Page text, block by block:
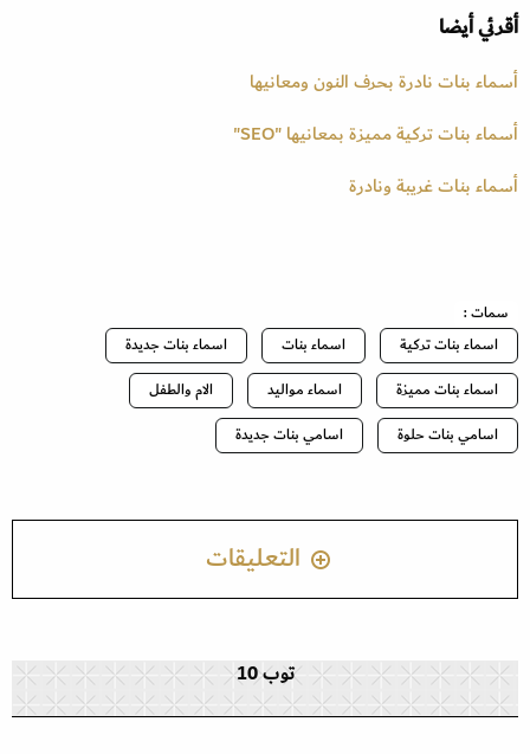
أقرئي أيضا
أسماء بنات نادرة بحرف النون ومعانيها
أسماء بنات تركية مميزة بمعانيها "SEO"
أسماء بنات غريبة ونادرة
سمات :
اسماء بنات تركية
اسماء بنات
اسماء بنات جديدة
اسماء بنات مميزة
اسماء مواليد
الام والطفل
اسامي بنات حلوة
اسامي بنات جديدة
التعليقات
توب 10